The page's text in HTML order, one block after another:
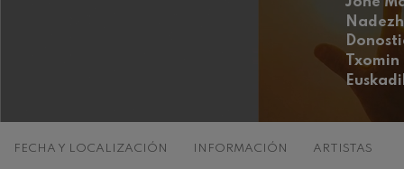
FECHA Y LOCALIZACIÓN INFORMACIÓN ARTISTAS
C. Franck:
C. Franck
J. Brahms:
J. C. Arriaga: